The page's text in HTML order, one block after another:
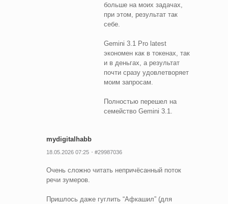
больше на моих задачах,
при этом, результат так
себе.
Gemini 3.1 Pro latest
экономен как в токенах, так
и в деньгах, а результат
почти сразу удовлетворяет
моим запросам.
Полностью перешел на
семейство Gemini 3.1.
mydigitalhabb
18.05.2026 07:25 #29987036
Очень сложно читать непричёсанный поток
речи зумеров.
Пришлось даже гуглить “Афкашил” (для